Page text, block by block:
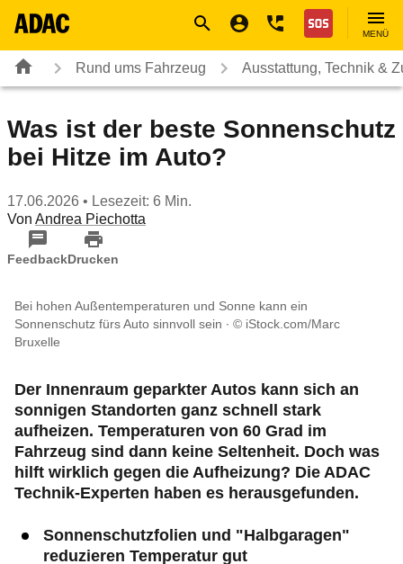
Nothilfe
MENÜ
Rund ums Fahrzeug Ausstattung, Technik &
Was ist der beste Sonnenschutz
bei Hitze im Auto?
17.06.2026 • Lesezeit: 6 Min.
Von Andrea Piechotta
FeedbackDrucken
Bei hohen Außentemperaturen und Sonne kann ein
Sonnenschutz fürs Auto sinnvoll sein
© iStock.com/Marc
Bruxelle
Der Innenraum geparkter Autos kann sich an
sonnigen Standorten ganz schnell stark
aufheizen. Temperaturen von 60 Grad im
Fahrzeug sind dann keine Seltenheit. Doch was
hilft wirklich gegen die Aufheizung? Die ADAC
Technik-Experten haben es herausgefunden.
Sonnenschutzfolien und "Halbgaragen"
reduzieren Temperatur gut